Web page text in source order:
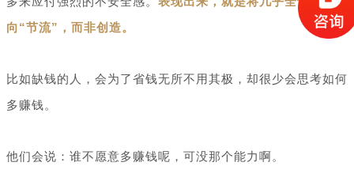
向“节流”，而非创造。
比如缺钱的人，会为了省钱无所不用其极，却很少会思考如何
多赚钱。
他们会说：谁不愿意多赚钱呢，可没那个能力啊。